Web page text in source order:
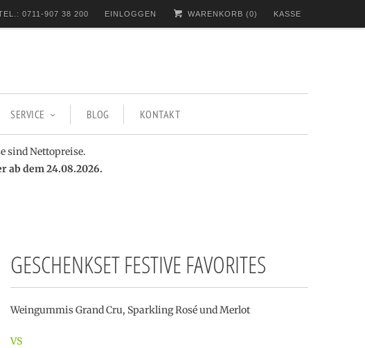
0711-907 38 200 EINLOGGEN WARENKORB (0) KASSE
SERVICE BLOG KONTAKT
sind Nettopreise.
ab dem 24.08.2026.
GESCHENKSET FESTIVE FAVORITES
Weingummis Grand Cru, Sparkling Rosé und Merlot
VS